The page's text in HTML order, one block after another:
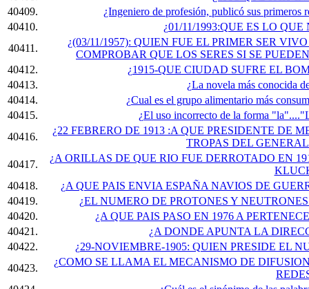
40409.
¿Ingeniero de profesión, publicó sus primeros
40410.
¿01/11/1993:QUE ES LO
40411.
¿(03/11/1957): QUIEN FUE EL PRIMER SER
COMPROBAR QUE LOS SERES SI SE
40412.
¿1915-QUE CIUDAD SUFRE EL
40413.
¿La novela más conocida
40414.
¿Cual es el grupo alimentario más
40415.
¿El uso incorrecto de la forma
40416.
¿22 FEBRERO DE 1913 :A QUE PRESIDENTE DE
TROPAS DEL
40417.
¿A ORILLAS DE QUE RIO FUE DERROTADO EN
40418.
¿A QUE PAIS ENVIA ESPAÑA NAVIOS DE
40419.
¿EL NUMERO DE PROTONES Y
40420.
¿A QUE PAIS PASO EN 1976 A
40421.
¿A DONDE APUNTA LA
40422.
¿29-NOVIEMBRE-1905: QUIEN PRESIDE EL
40423.
¿COMO SE LLAMA EL MECANISMO DE